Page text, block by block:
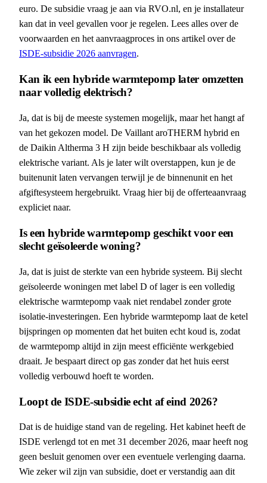
euro. De subsidie vraag je aan via RVO.nl, en je installateur
kan dat in veel gevallen voor je regelen. Lees alles over de
voorwaarden en het aanvraagproces in ons artikel over de
ISDE-subsidie 2026 aanvragen.
Kan ik een hybride warmtepomp later omzetten
naar volledig elektrisch?
Ja, dat is bij de meeste systemen mogelijk, maar het hangt af
van het gekozen model. De Vaillant aroTHERM hybrid en
de Daikin Altherma 3 H zijn beide beschikbaar als volledig
elektrische variant. Als je later wilt overstappen, kun je de
buitenunit laten vervangen terwijl je de binnenunit en het
afgiftesysteem hergebruikt. Vraag hier bij de offerteaanvraag
expliciet naar.
Is een hybride warmtepomp geschikt voor een
slecht geïsoleerde woning?
Ja, dat is juist de sterkte van een hybride systeem. Bij slecht
geïsoleerde woningen met label D of lager is een volledig
elektrische warmtepomp vaak niet rendabel zonder grote
isolatie-investeringen. Een hybride warmtepomp laat de ketel
bijspringen op momenten dat het buiten echt koud is, zodat
de warmtepomp altijd in zijn meest efficiënte werkgebied
draait. Je bespaart direct op gas zonder dat het huis eerst
volledig verbouwd hoeft te worden.
Loopt de ISDE-subsidie echt af eind 2026?
Dat is de huidige stand van de regeling. Het kabinet heeft de
ISDE verlengd tot en met 31 december 2026, maar heeft nog
geen besluit genomen over een eventuele verlenging daarna.
Wie zeker wil zijn van subsidie, doet er verstandig aan dit